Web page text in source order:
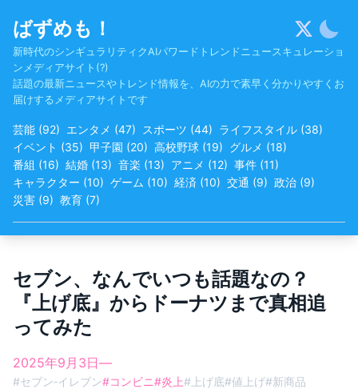
content
ばずめも！
新時代のシンギュラリティクAIパワードトレンドニュースキュレーショ
ンメディアサイト(?)
話題の最新ニュースやトレンド情報を、AIの力で素早く分かりやすくお
届けするメディアサイトです
芸能 (92) エンタメ (47) スポーツ (44) ライフスタイル (38)
イベント (35) 甲子園 (20) 高校野球 (19) グルメ (18)
番組 (16) 結婚 (13) 音楽 (13) アニメ (12) 事件 (11)
キャラクター (10) ゲーム (10) 経済 (10) 交通 (9) 政治 (9)
災害 (9) 教育 (7)
セブン、なんでいつも話題なの？
『上げ底』からドーナツまで真相追
ってみた
2025年9月3日—
#セブン‐イレブン#コンビニ#炎上# 上げ底#値上げ#新商品